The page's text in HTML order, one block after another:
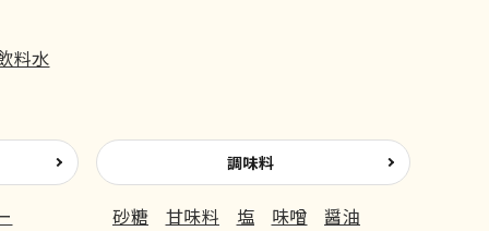
料水
調味料
砂糖 甘味料 塩 味噌
醤油